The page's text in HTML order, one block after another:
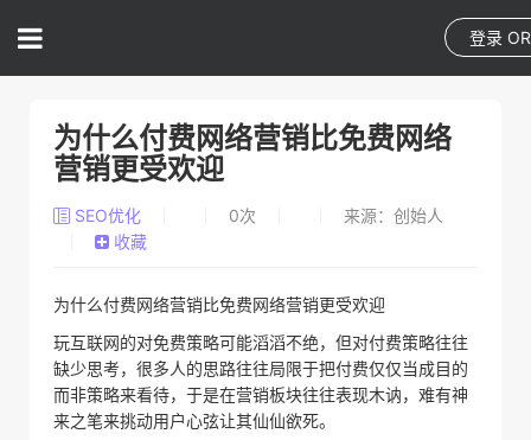
登录
为什么付费网络营销比免费网络
营销更受欢迎
SEO优化 0次
来源：创始人
收藏
为什么付费网络营销比免费网络营销更受欢迎
玩互联网的对免费策略可能滔滔不绝，但对付费策略往往
缺少思考，很多人的思路往往局限于把付费仅仅当成目的
而非策略来看待，于是在营销板块往往表现木讷，难有神
来之笔来挑动用户心弦让其仙仙欲死。